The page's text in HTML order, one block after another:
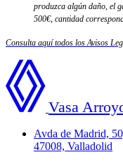
produzca algún daño, el
500€, cantidad
Consulta aquí todos los Avisos
Vasa
Avda de Madrid,
47008, Valladolid